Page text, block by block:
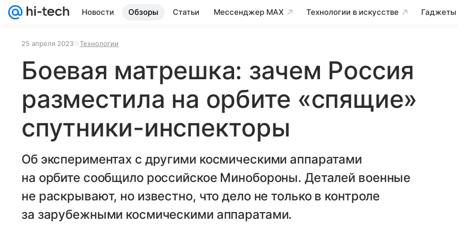
Новости Обзоры Статьи Мессенджер MAX Технологии в искусстве Гаджеты
25 апреля 2023 Технологии
Боевая матрешка: зачем Россия
разместила на орбите «спящие»
спутники-инспекторы
Об экспериментах с другими космическими аппаратами
на орбите сообщило российское Минобороны. Деталей военные
не раскрывают, но известно, что дело не только в контроле
за зарубежными космическими аппаратами.